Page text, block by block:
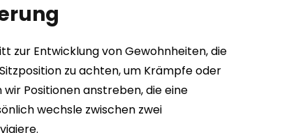
zur Entwicklung von Gewohnheiten, die
zu achten, um Krämpfe oder
Positionen anstreben, die eine
wechsle zwischen zwei